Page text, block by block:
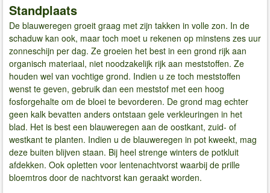
Standplaats
De blauweregen groeit graag met zijn takken in volle zon. In de
schaduw kan ook, maar toch moet u rekenen op minstens zes uur
zonneschijn per dag. Ze groeien het best in een grond rijk aan
organisch materiaal, niet noodzakelijk rijk aan meststoffen. Ze
houden wel van vochtige grond. Indien u ze toch meststoffen
wenst te geven, gebruik dan een meststof met een hoog
fosforgehalte om de bloei te bevorderen. De grond mag echter
geen kalk bevatten anders ontstaan gele verkleuringen in het
blad. Het is best een blauweregen aan de oostkant, zuid- of
westkant te planten. Indien u de blauweregen in pot kweekt, mag
deze buiten blijven staan. Bij heel strenge winters de potkluit
afdekken. Ook opletten voor lentenachtvorst waarbij de prille
bloemtros door de nachtvorst kan geraakt worden.